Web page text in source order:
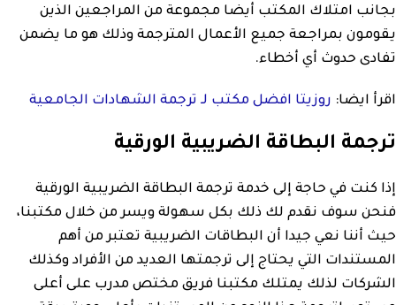
بجانب امتلاك المكتب أيضا مجموعة من المراجعين الذين
يقومون بمراجعة جميع الأعمال المترجمة وذلك هو ما يضمن
تفادى حدوث أي أخطاء.
اقرأ ايضا: روزيتا افضل مكتب لـ ترجمة الشهادات الجامعية
ترجمة البطاقة الضريبية الورقية
إذا كنت في حاجة إلى خدمة ترجمة البطاقة الضريبية الورقية
فنحن سوف نقدم لك ذلك بكل سهولة ويسر من خلال مكتبنا،
حيث أننا نعي جيدا أن البطاقات الضريبية تعتبر من أهم
المستندات التي يحتاج إلى ترجمتها العديد من الأفراد وكذلك
الشركات لذلك يمتلك مكتبنا فريق مختص مدرب على أعلى